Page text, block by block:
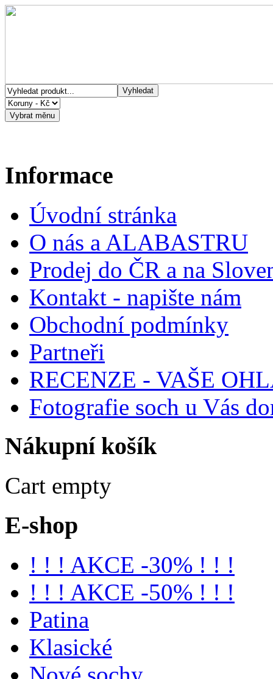
Informace
Úvodní stránka
O nás a ALABASTRU
Prodej do ČR a na
Kontakt - napište nám
Obchodní podmínky
Partneři
RECENZE - VAŠE
Fotografie soch u Vás
Nákupní košík
Cart empty
E-shop
! ! ! AKCE -30% ! ! !
! ! ! AKCE -50% ! ! !
Patina
Klasické